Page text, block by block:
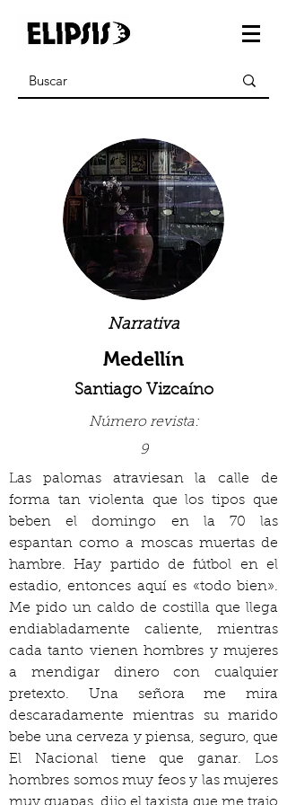
Narrativa
Medellín
Santiago Vizcaíno
Número revista:
9
Las palomas atraviesan la calle de
forma tan violenta que los tipos que
beben el domingo en la 70 las
espantan como a moscas muertas de
hambre. Hay partido de fútbol en el
estadio, entonces aquí es «todo bien».
Me pido un caldo de costilla que llega
endiabladamente caliente, mientras
cada tanto vienen hombres y mujeres
a mendigar dinero con cualquier
pretexto. Una señora me mira
descaradamente mientras su marido
bebe una cerveza y piensa, seguro, que
El Nacional tiene que ganar. Los
hombres somos muy feos y las mujeres